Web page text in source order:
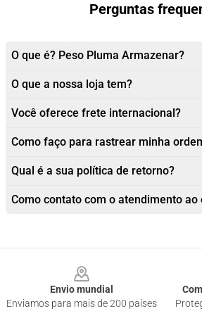
Perguntas
O que é? Peso Pluma Armazenar?
O que a nossa loja tem?
Você oferece frete internacional?
Como faço para rastrear minha
Qual é a sua política de retorno?
Como contato com o atendimento ao
Envio mundial
Enviamos para mais de 200 países